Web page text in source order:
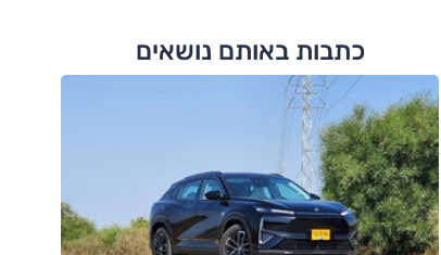
כתבות באותם נושאים